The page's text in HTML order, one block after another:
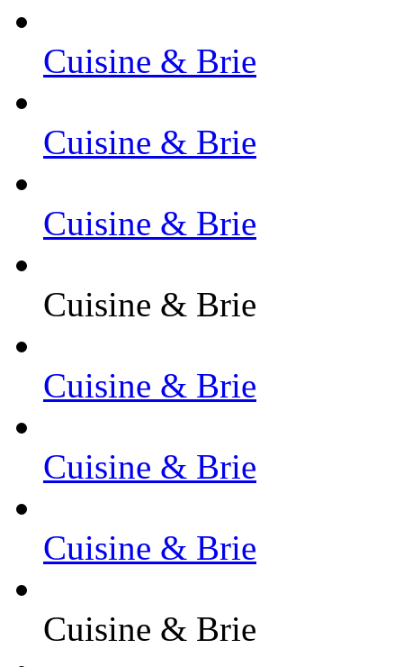
Cuisine & Brie
Cuisine & Brie
Cuisine & Brie
Cuisine & Brie
Cuisine & Brie
Cuisine & Brie
Cuisine & Brie
Cuisine & Brie